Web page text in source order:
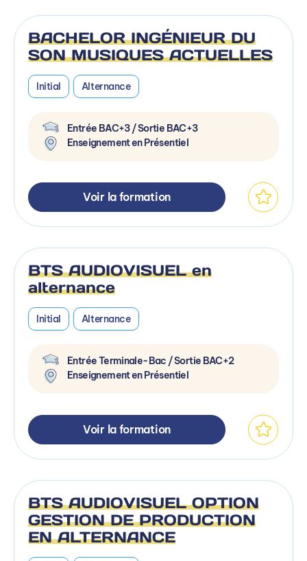
BACHELOR INGÉNIEUR DU
SON MUSIQUES ACTUELLES
Initial Alternance
Entrée BAC+3 / Sortie BAC+3
Enseignement en Présentiel
Voir la formation
BTS AUDIOVISUEL en
alternance
Initial Alternance
Entrée Terminale-Bac / Sortie BAC+2
Enseignement en Présentiel
Voir la formation
BTS AUDIOVISUEL OPTION
GESTION DE PRODUCTION
EN ALTERNANCE